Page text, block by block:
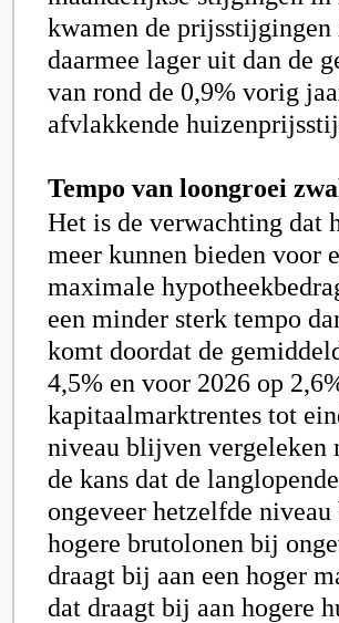
kwamen de
daarmee lager uit dan de
van rond de 0,9% vorig
afvlakkende
Tempo van loongroei
Het is de verwachting dat
meer kunnen bieden voor
maximale
een minder sterk tempo
komt doordat de
4,5% en voor 2026 op
kapitaalmarktrentes tot
niveau blijven vergeleken
de kans dat de
ongeveer hetzelfde
hogere brutolonen bij
draagt bij aan een hoger
dat draagt bij aan hogere